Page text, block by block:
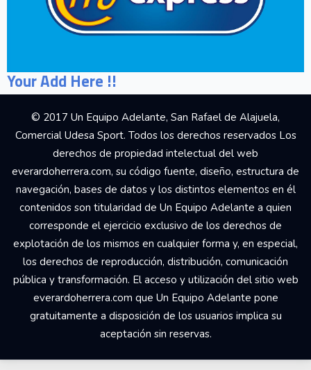
Your Add Here !!
© 2017 Un Equipo Adelante, San Rafael de Alajuela,
Comercial Udesa Sport. Todos los derechos reservados Los
derechos de propiedad intelectual del web
everardoherrera.com, su código fuente, diseño, estructura de
navegación, bases de datos y los distintos elementos en él
contenidos son titularidad de Un Equipo Adelante a quien
corresponde el ejercicio exclusivo de los derechos de
explotación de los mismos en cualquier forma y, en especial,
los derechos de reproducción, distribución, comunicación
pública y transformación. El acceso y utilización del sitio web
everardoherrera.com que Un Equipo Adelante pone
gratuitamente a disposición de los usuarios implica su
aceptación sin reservas.